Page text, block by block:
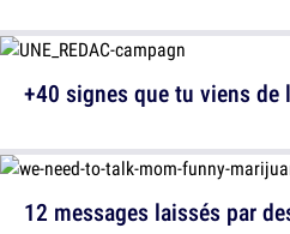
12 messages laissés par
+40 signes que tu viens de